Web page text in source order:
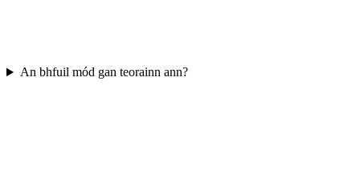
An bhfuil mód gan teorainn ann?